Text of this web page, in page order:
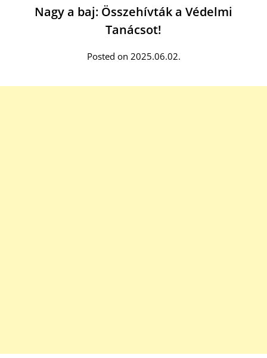
Nagy a baj: Összehívták a Védelmi
Tanácsot!
Posted on 2025.06.02.